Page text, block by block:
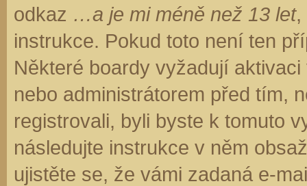
odkaz …a je mi méně než 13 let,
instrukce. Pokud toto není ten
Některé boardy vyžadují
nebo administrátorem před tím,
registrovali, byli byste k tomuto
následujte instrukce v něm
ujistěte se, že vámi zadaná e-